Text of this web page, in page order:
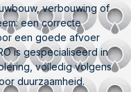
verbouwing of
een correcte
een goede afvoer
is gespecialiseerd in
volledig volgens
duurzaamheid.